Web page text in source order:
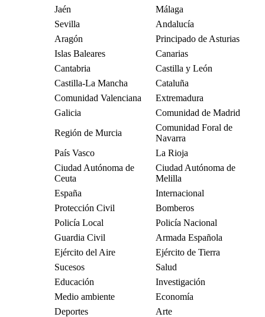
Jaén
Málaga
Sevilla
Andalucía
Aragón
Principado de Asturias
Islas Baleares
Canarias
Cantabria
Castilla y León
Castilla-La Mancha
Cataluña
Comunidad Valenciana
Extremadura
Galicia
Comunidad de Madrid
Región de Murcia
Comunidad Foral de
Navarra
País Vasco
La Rioja
Ciudad Autónoma de
Ceuta
Ciudad Autónoma de
Melilla
España
Internacional
Protección Civil
Bomberos
Policía Local
Policía Nacional
Guardia Civil
Armada Española
Ejército del Aire
Ejército de Tierra
Sucesos
Salud
Educación
Investigación
Medio ambiente
Economía
Deportes
Arte